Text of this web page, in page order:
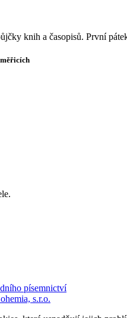
knih a časopisů. První
písemnictví
s.r.o.